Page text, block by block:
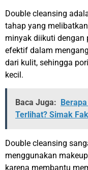
Double cleansing
tahap yang
minyak diikuti dengan
efektif dalam
dari kulit, sehingga
kecil.
Baca Juga:
Terlihat? Simak
Double cleansing
menggunakan
karena membantu